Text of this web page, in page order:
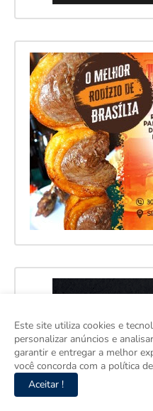
Este site utiliza cookies e
personalizar anúncios e
garantir e entregar a melhor
você concorda com a política
Aceitar !